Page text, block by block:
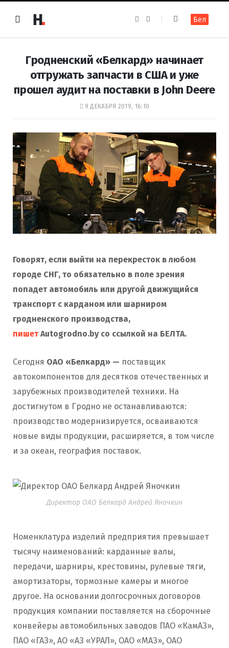
e
o
k
t
r
a
m
Бел
Гродненский «Белкард» начинает
отгружать запчасти в США и уже
прошел аудит на поставки в John Deere
9 ДЕКАБРЯ 2019, 16:10
Говорят, если выйти на перекресток в любом
городе СНГ, то обязательно в поле зрения
попадет автомобиль или другой движущийся
транспорт с карданом или шарниром
гродненского производства,
пишетAutogrodno.by со ссылкой на БЕЛТА.
Сегодня ОАО «Белкард» — поставщик
автокомпонентов для десятков отечественных и
зарубежных производителей техники. На
достигнутом в Гродно не останавливаются:
производство модернизируется, осваиваются
новые виды продукции, расширяется, в том числе
и за океан, география поставок.
Директор ОАО Белкард Андрей Яночкин
Номенклатура изделий предприятия превышает
тысячу наименований: карданные валы,
передачи, шарниры, крестовины, рулевые тяги,
амортизаторы, тормозные камеры и многое
другое. На основании долгосрочных договоров
продукция компании поставляется на сборочные
конвейеры автомобильных заводов ПАО «КамАЗ»,
ПАО «ГАЗ», АО «АЗ «УРАЛ», ОАО «МАЗ», ОАО